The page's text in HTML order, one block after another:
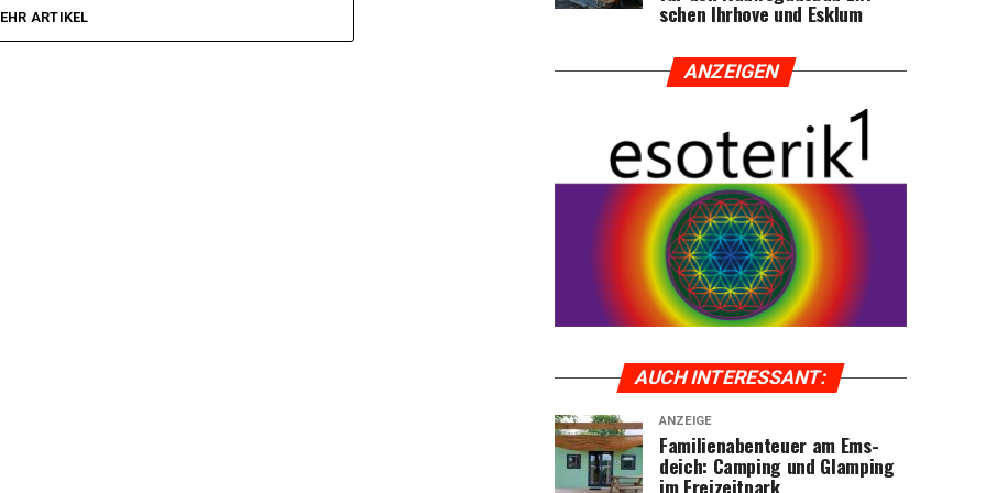
ARTIKEL schen Ihr­ho­ve und Esklum
ANZEI­GEN
AUCH INTER­ES­SANT:
ANZEIGE
Fami­li­en­aben­teu­er am Ems­
deich: Cam­ping und Glam­ping
im Freizeitpark